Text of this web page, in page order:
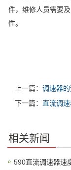
件，维修人员需要
性。
上一篇： 调速器
下一篇： 直流调
相关新闻
590直流调速器速